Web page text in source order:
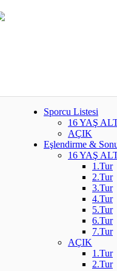
Sporcu Listesi
16 YAŞ
AÇIK
Eşlendirme &
16 YAŞ
1.Tur
2.Tur
3.Tur
4.Tur
5.Tur
6.Tur
7.Tur
AÇIK
1.Tur
2.Tur